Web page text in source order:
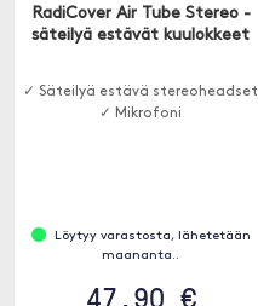
RadiCover Air Tube Stereo -
säteilyä estävät kuulokkeet
✓ Säteilyä estävä stereoheadset
✓ Mikrofoni
Löytyy varastosta, lähetetään
maananta..
47.90 €